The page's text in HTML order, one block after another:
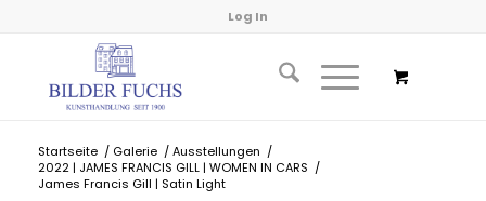
Log In
Startseite / Galerie / Ausstellungen /
2022 | JAMES FRANCIS GILL | WOMEN IN CARS /
James Francis Gill | Satin Light